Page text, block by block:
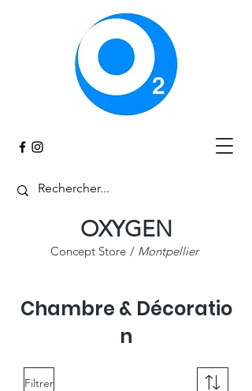
OXYGEN
Concept Store / Montpellier
Chambre & Décoratio
n
Filtrer